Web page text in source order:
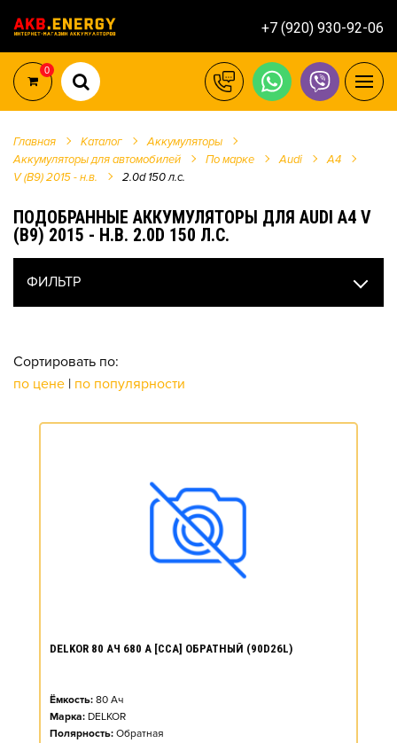
+7 (920) 930-92-06
0
Главная Каталог
Аккумуляторы
Аккумуляторы для автомобилей
По марке Audi
A4
V (B9) 2015 - н.в.
2.0d 150 л.c.
ПОДОБРАННЫЕ АККУМУЛЯТОРЫ ДЛЯ AUDI A4 V
(B9) 2015 - Н.В. 2.0D 150 Л.C.
ФИЛЬТР
Сортировать по:
по цене | по популярности
DELKOR 80 АЧ 680 А [CCA] ОБРАТНЫЙ (90D26L)
Ёмкость: 80 Ач
Марка: DELKOR
Полярность: Обратная